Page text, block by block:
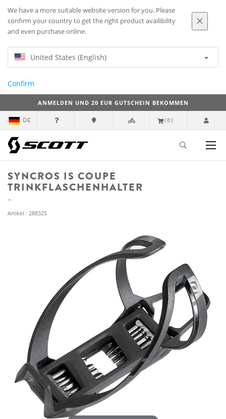
We have a more suitable website version for you. Please
confirm your country to get the right product availibility
and even purchase online.
United States (English)
Confirm
ANMELDEN UND 20 EUR GUTSCHEIN BEKOMMEN
DE (0)
SYNCROS IS COUPE
TRINKFLASCHENHALTER
Artikel : 288325